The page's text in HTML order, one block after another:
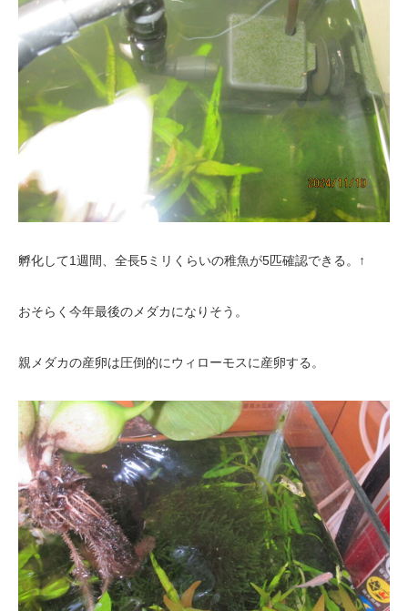
孵化して1週間、全長5ミリくらいの稚魚が5匹確認できる。↑
おそらく今年最後のメダカになりそう。
親メダカの産卵は圧倒的にウィローモスに産卵する。